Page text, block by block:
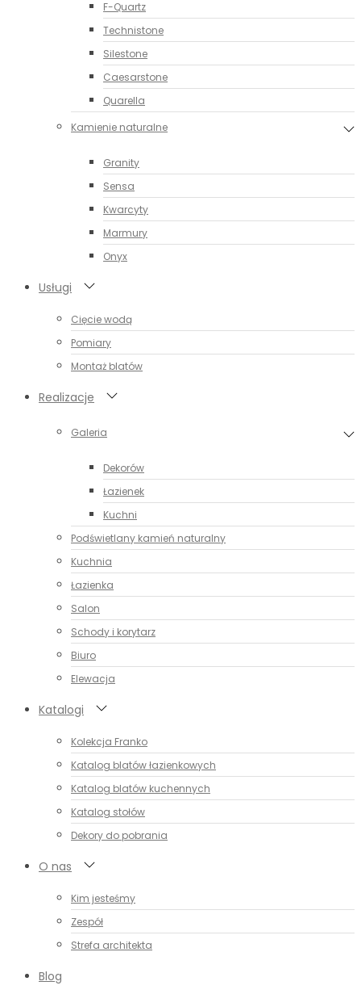
F-Quartz
Technistone
Silestone
Caesarstone
Quarella
Kamienie naturalne
Granity
Sensa
Kwarcyty
Marmury
Onyx
Usługi
Cięcie wodą
Pomiary
Montaż blatów
Realizacje
Galeria
Dekorów
Łazienek
Kuchni
Podświetlany kamień naturalny
Kuchnia
Łazienka
Salon
Schody i korytarz
Biuro
Elewacja
Katalogi
Kolekcja Franko
Katalog blatów łazienkowych
Katalog blatów kuchennych
Katalog stołów
Dekory do pobrania
O nas
Kim jesteśmy
Zespół
Strefa architekta
Blog